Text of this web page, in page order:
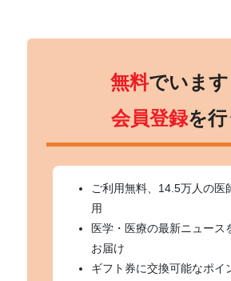
無料でいま
会員登録を行
ご利用無料、14.5万人の医
用
医学・医療の最新ニュース
お届け
ギフト券に交換可能なポイ